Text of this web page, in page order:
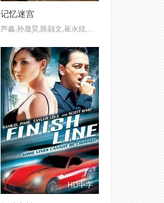
记忆迷宫
芦鑫,孙晟昊,陈颢文,崔永炫,祝昕愿,周蓉倩
HD中字